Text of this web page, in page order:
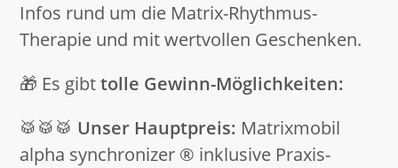
Infos rund um die Matrix-Rhythmus-
Therapie und mit wertvollen Geschenken.
🎁 Es gibttolle Gewinn-Möglichkeiten:
🥁🥁🥁 Unser Hauptpreis: Matrixmobil
alpha synchronizer ® inklusive Praxis-